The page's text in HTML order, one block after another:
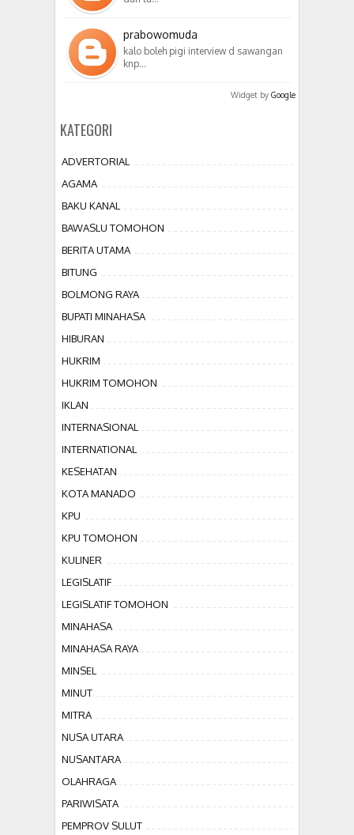
prabowomuda
kalo boleh pigi interview d sawangan
knp…
Widget by Google
KATEGORI
ADVERTORIAL
AGAMA
BAKU KANAL
BAWASLU TOMOHON
BERITA UTAMA
BITUNG
BOLMONG RAYA
BUPATI MINAHASA
HIBURAN
HUKRIM
HUKRIM TOMOHON
IKLAN
INTERNASIONAL
INTERNATIONAL
KESEHATAN
KOTA MANADO
KPU
KPU TOMOHON
KULINER
LEGISLATIF
LEGISLATIF TOMOHON
MINAHASA
MINAHASA RAYA
MINSEL
MINUT
MITRA
NUSA UTARA
NUSANTARA
OLAHRAGA
PARIWISATA
PEMPROV SULUT